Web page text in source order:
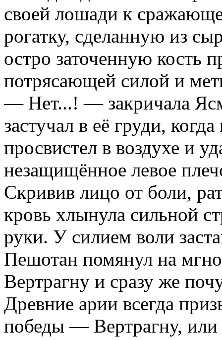
своей лошади к
рогатку, сделанную из
остро заточенную кость
потрясающей силой и
— Нет...! — закричала
застучал в её груди,
просвистел в воздухе и
незащищённое левое
Скривив лицо от боли,
кровь хлынула сильной
руки. У силием воли
Пешотан помянул на
Вертрагну и сразу же
Древние арии всегда
победы — Вертрагну, или